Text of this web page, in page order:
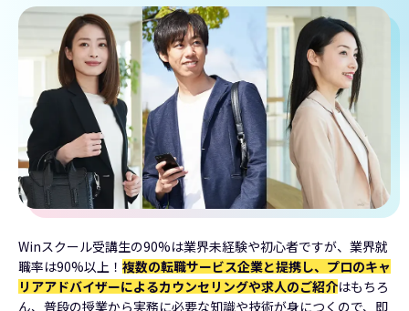
Winスクール受講生の90%は業界未経験や初心者ですが、業界就
職率は90%以上！ 複数の転職サービス企業と提携し、プロのキャ
リアアドバイザーによるカウンセリングや求人のご紹介はもちろ
ん、普段の授業から実務に必要な知識や技術が身につくので、即